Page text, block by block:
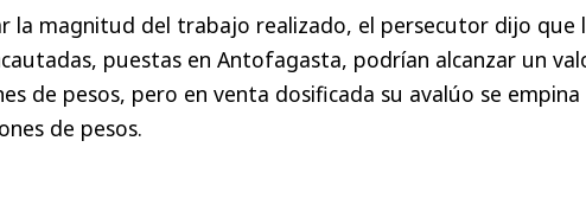
la magnitud del trabajo realizado, el persecutor dijo que
puestas en Antofagasta, podrían alcanzar un
de pesos, pero en venta dosificada su avalúo se empina
de pesos.